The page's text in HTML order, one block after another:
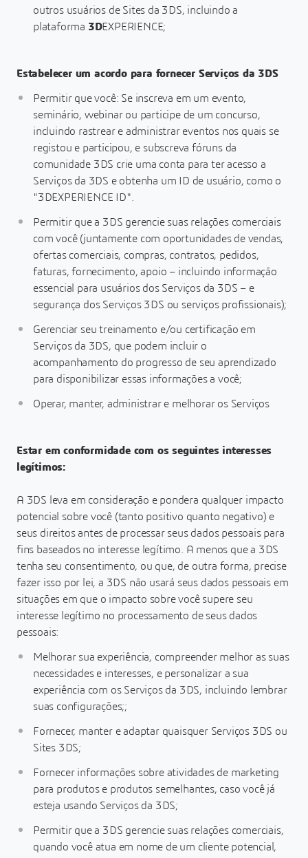
outros usuários de Sites da 3DS, incluindo a
plataforma 3DEXPERIENCE;
Estabelecer um acordo para fornecer Serviços da 3DS
Permitir que você: Se inscreva em um evento,
seminário, webinar ou participe de um concurso,
incluindo rastrear e administrar eventos nos quais se
registou e participou, e subscreva fóruns da
comunidade 3DS crie uma conta para ter acesso a
Serviços da 3DS e obtenha um ID de usuário, como o
"3DEXPERIENCE ID".
Permitir que a 3DS gerencie suas relações comerciais
com você (juntamente com oportunidades de vendas,
ofertas comerciais, compras, contratos, pedidos,
faturas, fornecimento, apoio – incluindo informação
essencial para usuários dos Serviços da 3DS – e
segurança dos Serviços 3DS ou serviços profissionais);
Gerenciar seu treinamento e/ou certificação em
Serviços da 3DS, que podem incluir o
acompanhamento do progresso de seu aprendizado
para disponibilizar essas informações a você;
Operar, manter, administrar e melhorar os Serviços
Estar em conformidade com os seguintes interesses
legítimos:
A 3DS leva em consideração e pondera qualquer impacto
potencial sobre você (tanto positivo quanto negativo) e
seus direitos antes de processar seus dados pessoais para
fins baseados no interesse legítimo. A menos que a 3DS
tenha seu consentimento, ou que, de outra forma, precise
fazer isso por lei, a 3DS não usará seus dados pessoais em
situações em que o impacto sobre você supere seu
interesse legítimo no processamento de seus dados
pessoais:
Melhorar sua experiência, compreender melhor as suas
necessidades e interesses, e personalizar a sua
experiência com os Serviços da 3DS, incluindo lembrar
suas configurações;;
Fornecer, manter e adaptar quaisquer Serviços 3DS ou
Sites 3DS;
Fornecer informações sobre atividades de marketing
para produtos e produtos semelhantes, caso você já
esteja usando Serviços da 3DS;
Permitir que a 3DS gerencie suas relações comerciais,
quando você atua em nome de um cliente potencial,